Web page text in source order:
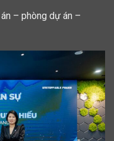
– phòng dự án –